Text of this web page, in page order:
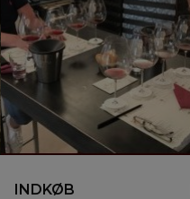
INDKØB